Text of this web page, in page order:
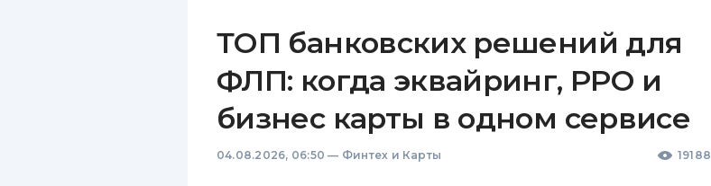
ТОП банковских решений для
ФЛП: когда эквайринг, РРО и
бизнес карты в одном сервисе
04.08.2026, 06:50 — Финтех и Карты 19188